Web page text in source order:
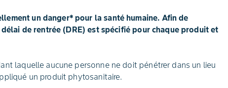
un danger* pour la santé humaine. Afin de
de rentrée (DRE) est spécifié pour chaque produit et
laquelle aucune personne ne doit pénétrer dans un lieu
un produit phytosanitaire.